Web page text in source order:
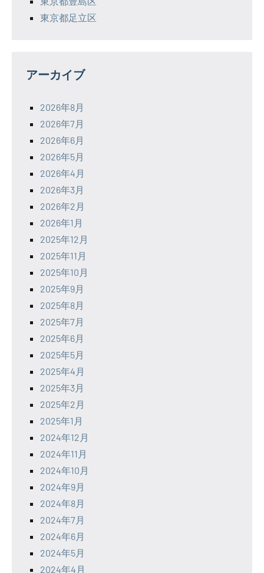
東京都足立区
アーカイブ
2026年8月
2026年7月
2026年6月
2026年5月
2026年4月
2026年3月
2026年2月
2026年1月
2025年12月
2025年11月
2025年10月
2025年9月
2025年8月
2025年7月
2025年6月
2025年5月
2025年4月
2025年3月
2025年2月
2025年1月
2024年12月
2024年11月
2024年10月
2024年9月
2024年8月
2024年7月
2024年6月
2024年5月
2024年4月